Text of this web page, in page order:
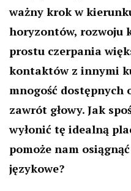
ważny krok w
horyzontów, rozwoju
prostu czerpania
kontaktów z innymi
mnogość dostępnych
zawrót głowy. Jak
wyłonić tę idealną
pomoże nam
językowe?